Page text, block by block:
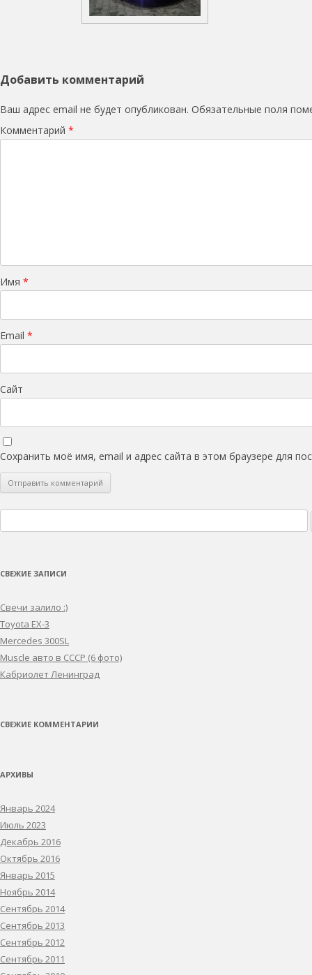
Добавить комментарий
Ваш адрес email не будет опубликован. Обязательные поля
Комментарий *
Имя *
Email *
Сайт
Сохранить моё имя, email и адрес сайта в этом браузере для
СВЕЖИЕ ЗАПИСИ
Свечи залило :)
Toyota EX-3
Mercedes 300SL
Muscle авто в СССР (6 фото)
Кабриолет Ленинград
СВЕЖИЕ КОММЕНТАРИИ
АРХИВЫ
Январь 2024
Июль 2023
Декабрь 2016
Октябрь 2016
Январь 2015
Ноябрь 2014
Сентябрь 2014
Сентябрь 2013
Сентябрь 2012
Сентябрь 2011